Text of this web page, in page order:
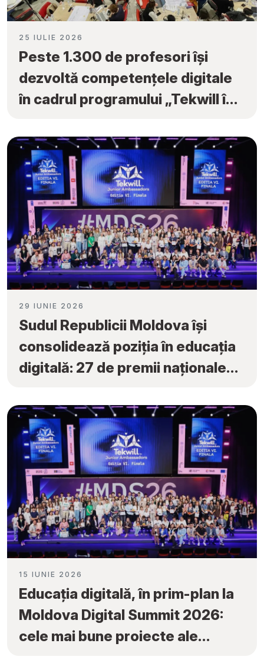
25 IULIE 2026
Peste 1.300 de profesori își
dezvoltă competențele digitale
în cadrul programului „Tekwill în
29 IUNIE 2026
Sudul Republicii Moldova își
consolidează poziția în educația
digitală: 27 de premii naționale
Ambassadors”
15 IUNIE 2026
Educația digitală, în prim-plan la
Moldova Digital Summit 2026:
cele mai bune proiecte ale